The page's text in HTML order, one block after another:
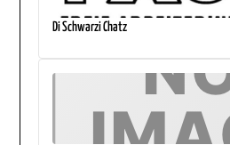
Di Schwarzi Chatz